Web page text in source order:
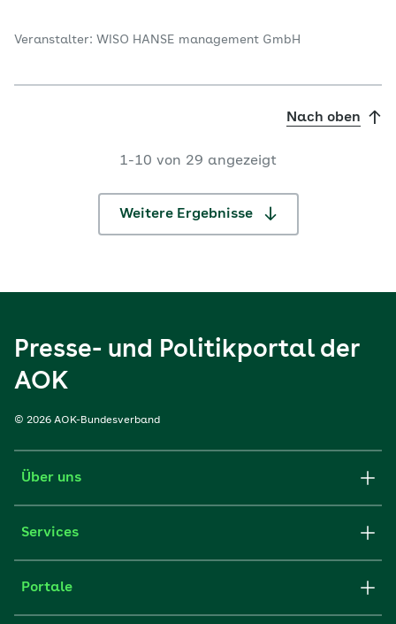
Veranstalter: WISO HANSE management GmbH
Nach oben
1-10 von 29 angezeigt
Weitere Ergebnisse
Presse- und Politikportal der
AOK
© 2026 AOK-Bundesverband
Über uns
Services
Portale